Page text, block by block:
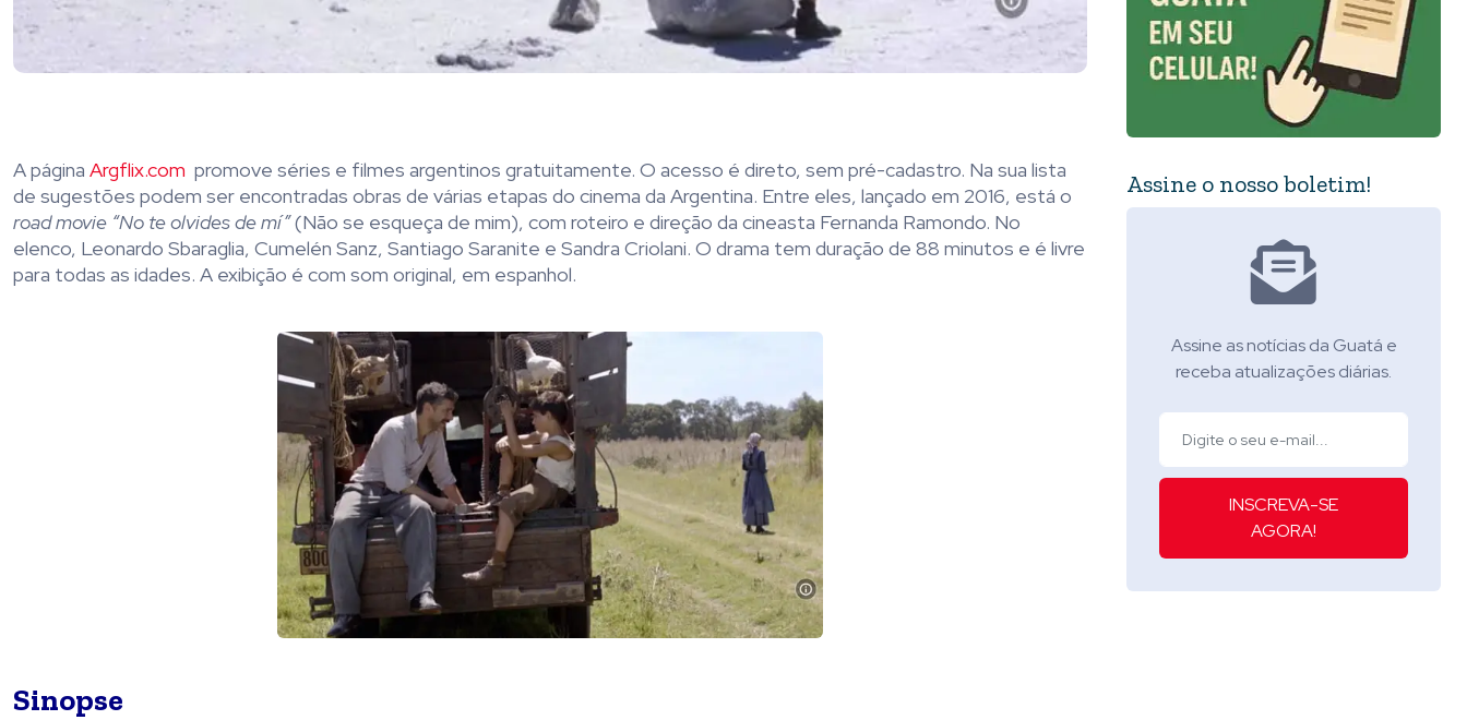
A página Argflix.com promove séries e filmes argentinos gratuitamente. O acesso é direto, sem pré-cadastro. Na sua lista
de sugestões podem ser encontradas obras de várias etapas do cinema da Argentina. Entre eles, lançado em 2016, está o
road movie “No te olvides de mí”(Não se esqueça de mim), com roteiro e direção da cineasta Fernanda Ramondo. No
elenco, Leonardo Sbaraglia, Cumelén Sanz, Santiago Saranite e Sandra Criolani. O drama tem duração de 88 minutos e é livre
para todas as idades. A exibição é com som original, em espanhol.
Sinopse
Assine o nosso boletim!
Assine as notícias da Guatá e
receba atualizações diárias.
INSCREVA-SE
AGORA!